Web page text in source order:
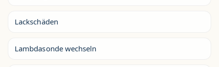
Lackschäden
Lambdasonde wechseln